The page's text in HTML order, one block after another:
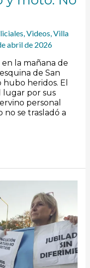
,Videos,Villa
abril de 2026
la mañana de
de San
heridos. El
lugar por sus
personal
no se trasladó a